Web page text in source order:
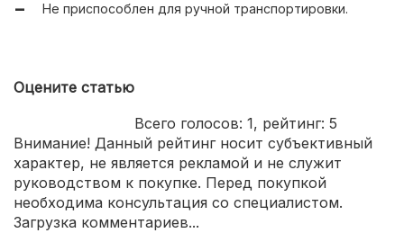
Не приспособлен для ручной транспортировки.
Оцените статью
Всего голосов: 1, рейтинг: 5
Внимание! Данный рейтинг носит субъективный
характер, не является рекламой и не служит
руководством к покупке. Перед покупкой
необходима консультация со специалистом.
Загрузка комментариев...